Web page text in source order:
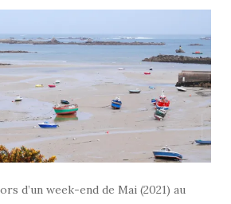
d’un week-end de Mai (2021) au